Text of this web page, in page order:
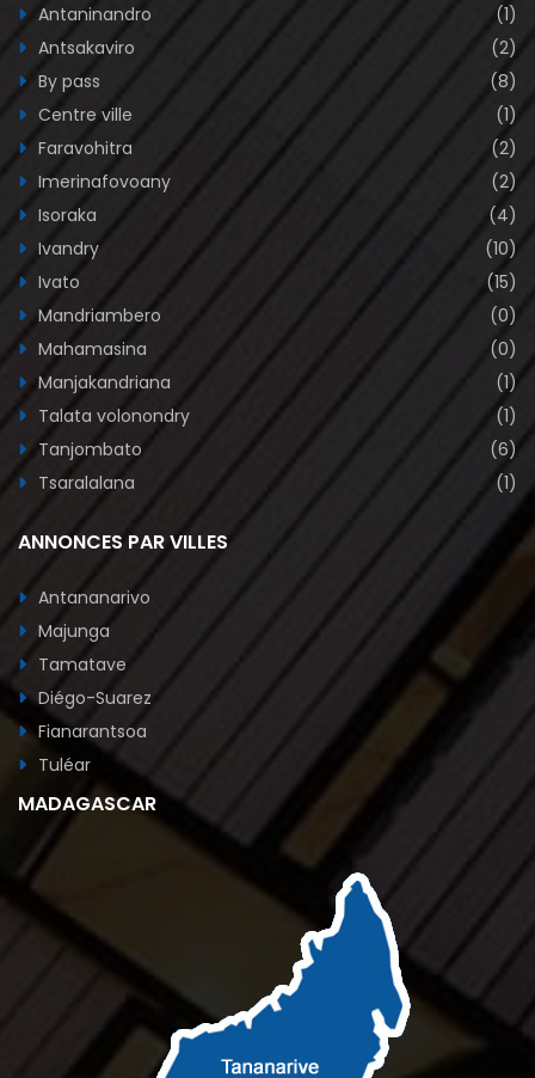
Antaninandro
(1)
Antsakaviro
(2)
By pass
(8)
Centre ville
(1)
Faravohitra
(2)
Imerinafovoany
(2)
Isoraka
(4)
Ivandry
(10)
Ivato
(15)
Mandriambero
(0)
Mahamasina
(0)
Manjakandriana
(1)
Talata volonondry
(1)
Tanjombato
(6)
Tsaralalana
(1)
ANNONCES PAR VILLES
Antananarivo
Majunga
Tamatave
Diégo-Suarez
Fianarantsoa
Tuléar
MADAGASCAR